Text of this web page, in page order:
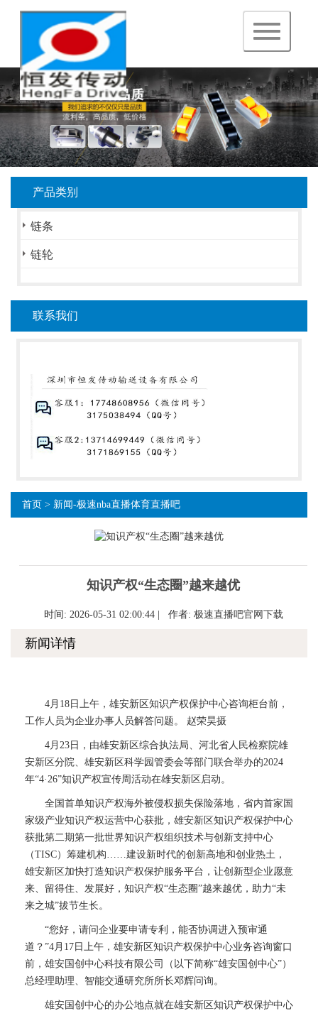
navigation
产品类别
链条
链轮
联系我们
首页 > 新闻-极速nba直播体育直播吧
知识产权“生态圈”越来越优
时间: 2026-05-31 02:00:44 | 作者: 极速直播吧官网下载
新闻详情
4月18日上午，雄安新区知识产权保护中心咨询柜台前，
工作人员为企业办事人员解答问题。 赵荣昊摄
4月23日，由雄安新区综合执法局、河北省人民检察院雄
安新区分院、雄安新区科学园管委会等部门联合举办的2024
年“4·26”知识产权宣传周活动在雄安新区启动。
全国首单知识产权海外被侵权损失保险落地，省内首家国
家级产业知识产权运营中心获批，雄安新区知识产权保护中心
获批第二期第一批世界知识产权组织技术与创新支持中心
（TISC）筹建机构……建设新时代的创新高地和创业热土，
雄安新区加快打造知识产权保护服务平台，让创新型企业愿意
来、留得住、发展好，知识产权“生态圈”越来越优，助力“未
来之城”拔节生长。
“您好，请问企业要申请专利，能否协调进入预审通
道？”4月17日上午，雄安新区知识产权保护中心业务咨询窗口
前，雄安国创中心科技有限公司（以下简称“雄安国创中心”）
总经理助理、智能交通研究所所长邓辉问询。
雄安国创中心的办公地点就在雄安新区知识产权保护中心